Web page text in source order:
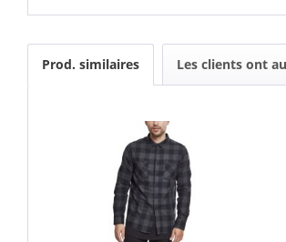
Prod. similaires Les clients ont